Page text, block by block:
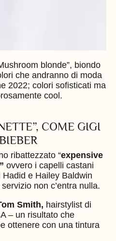
blonde”, biondo
che andranno di moda
2022; colori sofisticati ma
cool.
COME GIGI
ribattezzato “expensive
ovvero i capelli castani
e Hailey Baldwin
non c’entra nulla.
Smith, hairstylist di
– un risultato che
ottenere con una tintura